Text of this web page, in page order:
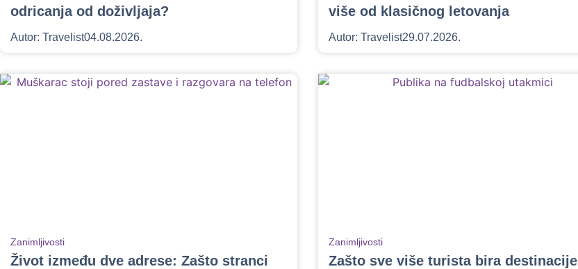
odricanja od doživljaja?
Autor: Travelist04.08.2026.
više od klasičnog letovanja
Autor: Travelist29.07.2026.
Zanimljivosti
Život između dve adrese: Zašto stranci
Zanimljivosti
Zašto sve više turista bira destinacije